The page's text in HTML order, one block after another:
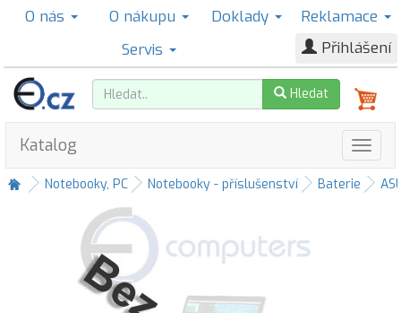
O nás O nákupu Doklady
Reklamace
Servis
Přihlášení
Hledat
Katalog
Notebooky, PC Notebooky - příslušenství Baterie